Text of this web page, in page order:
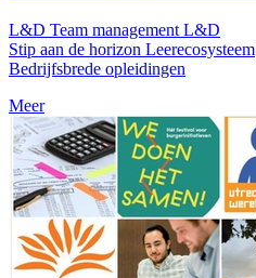
L&D Team management L&D
Stip aan de horizon Leerecosysteem
Bedrijfsbrede opleidingen
Meer